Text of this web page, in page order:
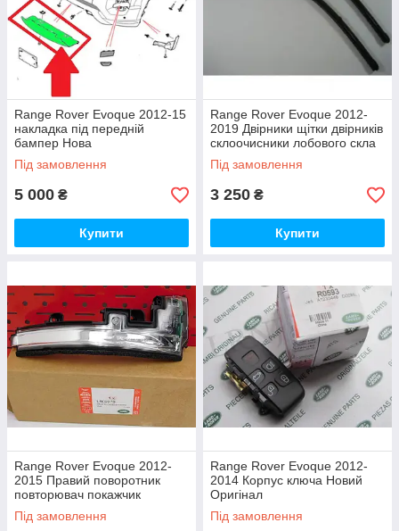
Range Rover Evoque 2012-15
накладка під передній
бампер Нова
Під замовлення
5 000 ₴
Купити
Range Rover Evoque 2012-
2019 Двірники щітки двірників
склоочисники лобового скла
Нові Оригінал
Під замовлення
3 250 ₴
Купити
Range Rover Evoque 2012-
2015 Правий поворотник
повторювач покажчик
повороту в праве дзеркало
Новий Оригінал
Під замовлення
Range Rover Evoque 2012-
2014 Корпус ключа Новий
Оригінал
Під замовлення